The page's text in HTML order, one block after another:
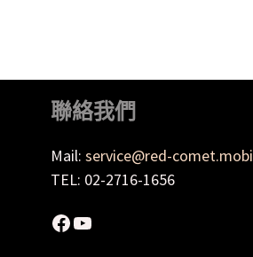
聯絡我們
Mail: service@red-comet.mobi
TEL: 02-2716-1656
Facebook
YouTube